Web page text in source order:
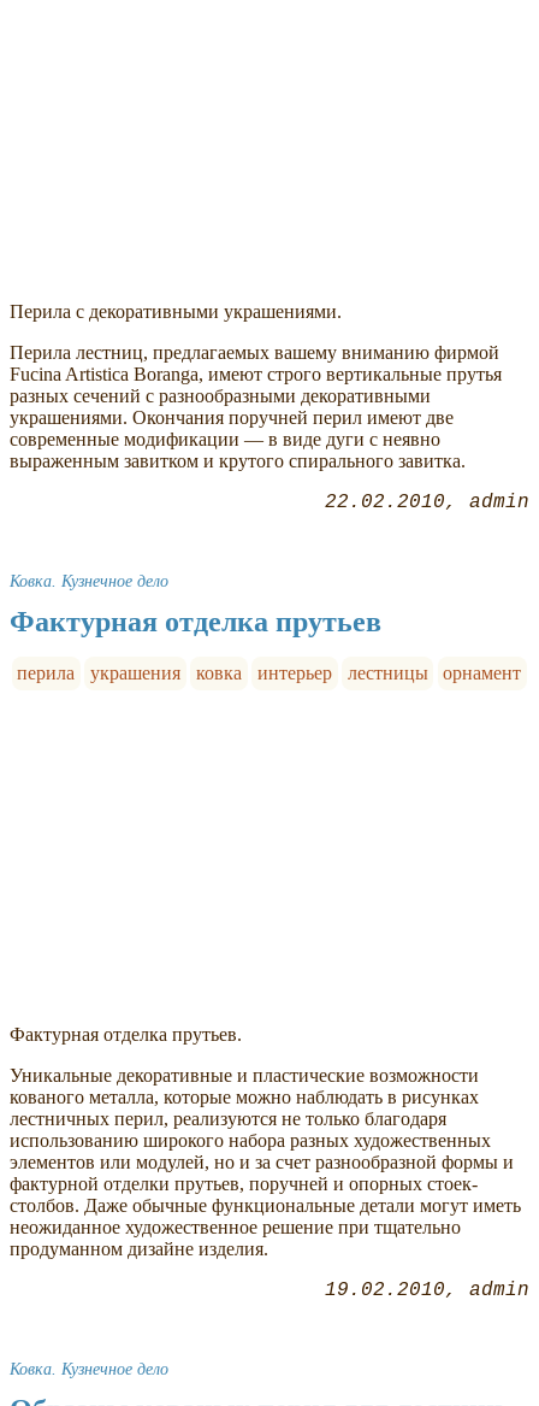
Перила с декоративными украшениями.
Перила лестниц, предлагаемых вашему вниманию фирмой
Fucina Artistica Boranga, имеют строго вертикальные прутья
разных сечений с разнообразными декоративными
украшениями. Окончания поручней перил имеют две
современные модификации — в виде дуги с неявно
выраженным завитком и крутого спирального завитка.
22.02.2010 admin
Ковка. Кузнечное дело
Фактурная отделка прутьев
перила украшения ковка интерьер лестницы орнамент
Фактурная отделка прутьев.
Уникальные декоративные и пластические возможности
кованого металла, которые можно наблюдать в рисунках
лестничных перил, реализуются не только благодаря
использованию широкого набора разных художественных
элементов или модулей, но и за счет разнообразной формы и
фактурной отделки прутьев, поручней и опорных стоек-
столбов. Даже обычные функциональные детали могут иметь
неожиданное художественное решение при тщательно
продуманном дизайне изделия.
19.02.2010 admin
Ковка. Кузнечное дело